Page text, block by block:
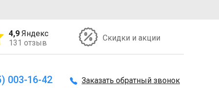
4,9 Яндекс
131 отзыв
Скидки и акции
003-16-42
Заказать обратный звонок